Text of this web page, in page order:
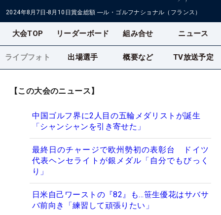
2024年8月7日-8月10日賞金総額 ―ル・ゴルフナショナル（フランス）
大会TOP リーダーボード 組み合せ ニュース
ライブフォト 出場選手 概要など TV放送予定
【この大会のニュース】
中国ゴルフ界に2人目の五輪メダリストが誕生
「シャンシャンを引き寄せた」
最終日のチャージで欧州勢初の表彰台 ドイツ
代表ヘンセライトが銀メダル「自分でもびっく
り」
日米自己ワーストの『82』も…笹生優花はサバサ
バ前向き「練習して頑張りたい」